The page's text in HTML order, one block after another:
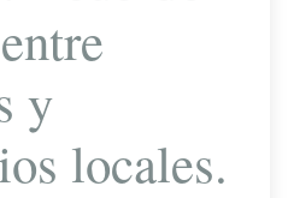
y
locales.